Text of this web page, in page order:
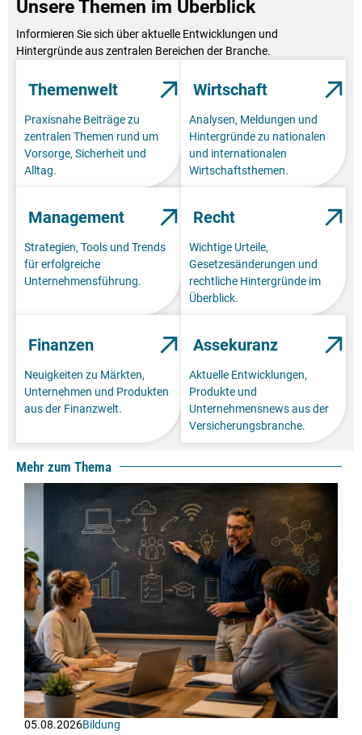
Unsere Themen im Überblick
Informieren Sie sich über aktuelle Entwicklungen und
Hintergründe aus zentralen Bereichen der Branche.
Themenwelt
Praxisnahe Beiträge zu
zentralen Themen rund um
Vorsorge, Sicherheit und
Alltag.
Wirtschaft
Analysen, Meldungen und
Hintergründe zu nationalen
und internationalen
Wirtschaftsthemen.
Management
Strategien, Tools und Trends
für erfolgreiche
Unternehmensführung.
Recht
Wichtige Urteile,
Gesetzesänderungen und
rechtliche Hintergründe im
Überblick.
Finanzen
Neuigkeiten zu Märkten,
Unternehmen und Produkten
aus der Finanzwelt.
Assekuranz
Aktuelle Entwicklungen,
Produkte und
Unternehmensnews aus der
Versicherungsbranche.
Mehr zum Thema
05.08.2026Bildung